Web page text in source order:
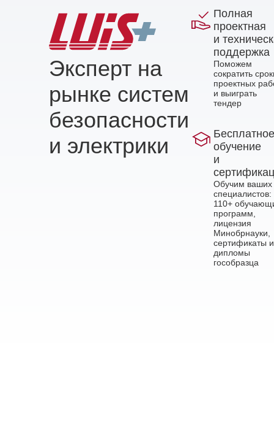
Эксперт на
рынке систем
безопасности
и электрики
Полная
проектная
и
поддержка
Поможем
сократить
проектных
и выиграть
тендер
Бесплатное
обучение
и
Обучим ваших
специалистов:
110+
программ,
лицензия
Минобрнауки,
сертификаты и
дипломы
гособразца